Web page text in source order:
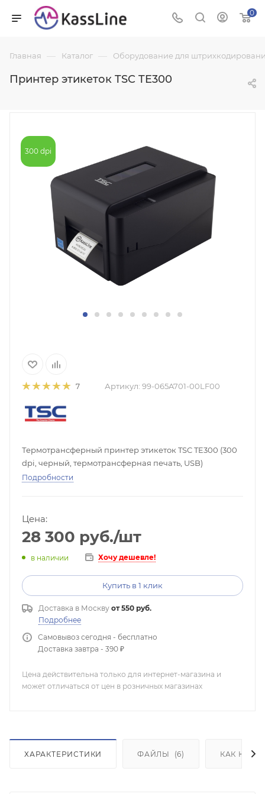
0
Главная — Каталог — Оборудование для
Принтер этикеток TSC TE300
300 dpi
7 Артикул: 99-065A701-00LF00
Термотрансферный принтер этикеток TSC TE300 (300
dpi, черный, термотрансферная печать, USB)
Подробности
Цена:
28 300 руб./шт
в наличии Хочу дешевле!
Купить в 1 клик
Доставка в Москву от 550 руб.
Подробнее
Самовывоз сегодня - бесплатно
Доставка завтра - 390 ₽
Цена действительна только для интернет-магазина и
может отличаться от цен в розничных магазинах
ХАРАКТЕРИСТИКИ ФАЙЛЫ (6) КАК